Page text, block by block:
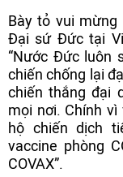
Bày tỏ vui mừng
Đại sứ Đức tại
“Nước Đức luôn
chiến chống lại
chiến thắng đại
mọi nơi. Chính
hộ chiến dịch
vaccine phòng
COVAX”.